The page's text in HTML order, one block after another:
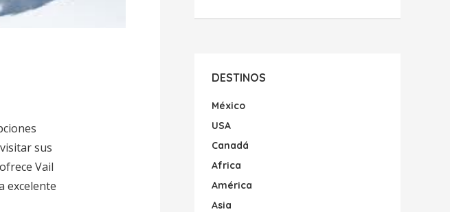
sus
Vail
excelente
DESTINOS
México
USA
Canadá
Africa
América
Asia